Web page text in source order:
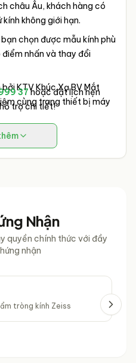
châu Âu, khách hàng có
không giới hạn.
chọn được mẫu kính phù
nhấn và thay đổi
KTV Khúc Xạ BV Mắt
cùng trang thiết bị máy
37 hoặc đặt lịch hẹn
trợ chi tiết!
Nhận
quyền chính thức với đầy
nhận
tròng kính Zeiss